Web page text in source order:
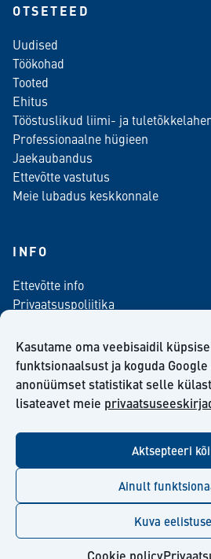
Kasutame oma veebisaidil
funktsionaalsust ja koguda
anonüümset statistikat selle
lisateavet meie
Aktsepteeri
Ainult
Kuva
OTSETEED
Uudised
Töökohad
Tooted
Ehitus
Tööstuslikud liimi- ja
Professionaalne hügieen
Jaekaubandus
Ettevõtte vastutus
Meie lubadus keskkonnale
INFO
Ettevõtte info
Privaatsuspoliitika
Meediale
Telli meie uudiskiri
Kiilto Eesti OÜ müügilepingu
youtube
© Kiilto 2026